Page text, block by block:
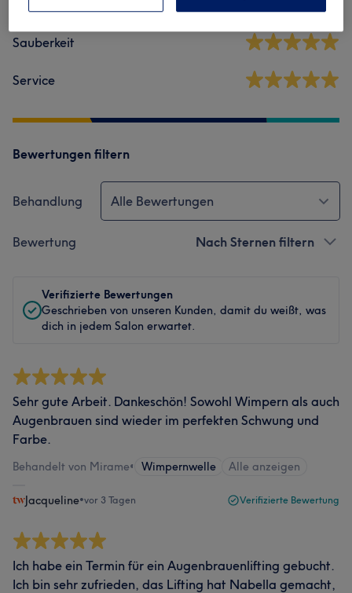
Sauberkeit
Service
Bewertungen filtern
Behandlung Alle Bewertungen
Bewertung Nach Sternen filtern
Verifizierte Bewertungen
Geschrieben von unseren Kunden, damit du weißt, was
dich in jedem Salon erwartet.
Sehr gute Arbeit. Dankeschön! Sowohl Wimpern als auch
Augenbrauen sind wieder im perfekten Schwung und
Farbe.
Behandelt von Mirame• Wimpernwelle Alle anzeigen
Jacqueline•vor 3 Tagen Verifizierte Bewertung
Ich habe ein Termin für ein Augenbrauenlifting gebucht.
Ich bin sehr zufrieden, das Lifting hat Nabella gemacht,